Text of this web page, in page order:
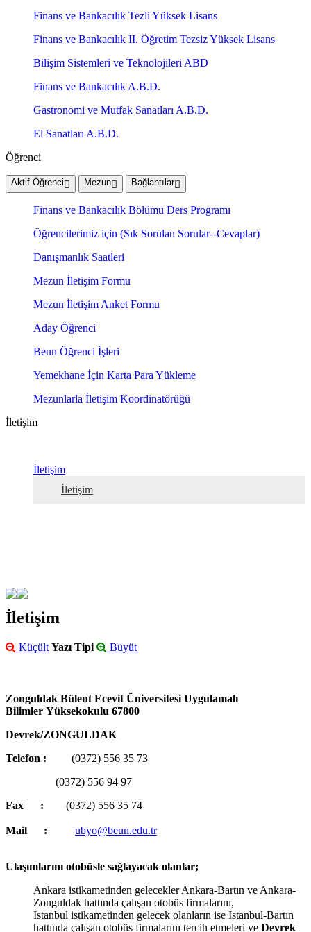
Finans ve Bankacılık Tezli Yüksek Lisans
Finans ve Bankacılık II. Öğretim Tezsiz Yüksek Lisans
Bilişim Sistemleri ve Teknolojileri ABD
Finans ve Bankacılık A.B.D.
Gastronomi ve Mutfak Sanatları A.B.D.
El Sanatları A.B.D.
Öğrenci
Aktif Öğrenci Mezun Bağlantılar
Finans ve Bankacılık Bölümü Ders Programı
Öğrencilerimiz için (Sık Sorulan Sorular--Cevaplar)
Danışmanlık Saatleri
Mezun İletişim Formu
Mezun İletişim Anket Formu
Aday Öğrenci
Beun Öğrenci İşleri
Yemekhane İçin Karta Para Yükleme
Mezunlarla İletişim Koordinatörüğü
İletişim
İletişim
İletişim
İletişim
Küçült Yazı Tipi Büyüt
Zonguldak Bülent Ecevit Üniversitesi Uygulamalı
Bilimler Yüksekokulu 67800
Devrek/ZONGULDAK
Telefon : (0372) 556 35 73
(0372) 556 94 97
Fax : (0372) 556 35 74
Mail : ubyo@beun.edu.tr
Ulaşımlarını otobüsle sağlayacak olanlar;
Ankara istikametinden gelecekler Ankara-Bartın ve Ankara-
Zonguldak hattında çalışan otobüs firmalarını,
İstanbul istikametinden gelecek olanların ise İstanbul-Bartın
hattında çalışan otobüs firmalarını tercih etmeleri ve Devrek